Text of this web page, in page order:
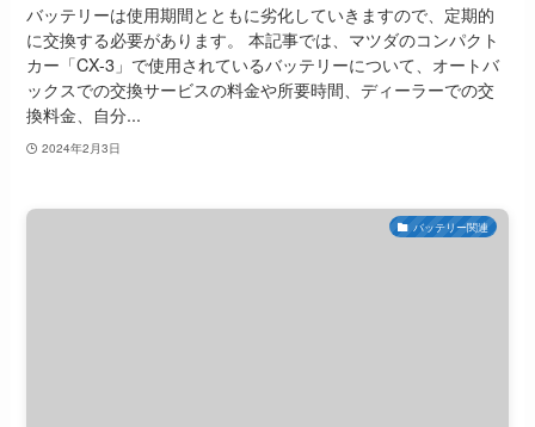
バッテリーは使用期間とともに劣化していきますので、定期的
に交換する必要があります。 本記事では、マツダのコンパクト
カー「CX-3」で使用されているバッテリーについて、オートバ
ックスでの交換サービスの料金や所要時間、ディーラーでの交
換料金、自分...
2024年2月3日
バッテリー関連